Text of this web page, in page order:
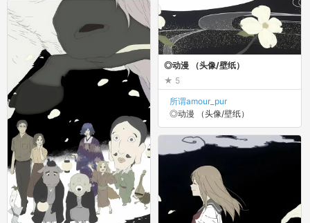
◎动漫 （头像/壁纸）
5
所谓amour_pur
◎动漫 （头像/壁纸）